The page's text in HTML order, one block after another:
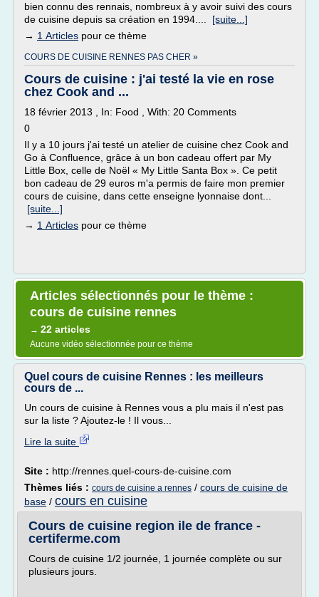
bien connu des rennais, nombreux à y avoir suivi des cours
de cuisine depuis sa création en 1994.... [suite...]
→ 1 Articles pour ce thème
COURS DE CUISINE RENNES PAS CHER »
Cours de cuisine : j'ai testé la vie en rose
chez Cook and ...
18 février 2013 , In: Food , With: 20 Comments
0
Il y a 10 jours j'ai testé un atelier de cuisine chez Cook and
Go à Confluence, grâce à un bon cadeau offert par My
Little Box, celle de Noël « My Little Santa Box ». Ce petit
bon cadeau de 29 euros m'a permis de faire mon premier
cours de cuisine, dans cette enseigne lyonnaise dont...
[suite...]
→ 1 Articles pour ce thème
Articles sélectionnés pour le thème :
cours de cuisine rennes
→ 22 articles
Aucune vidéo sélectionnée pour ce thème
Quel cours de cuisine Rennes : les meilleurs
cours de ...
Un cours de cuisine à Rennes vous a plu mais il n'est pas
sur la liste ? Ajoutez-le ! Il vous...
Lire la suite
Site : http://rennes.quel-cours-de-cuisine.com
Thèmes liés : cours de cuisine a rennes / cours de cuisine de
base / cours en cuisine
Cours de cuisine region ile de france -
certiferme.com
Cours de cuisine 1/2 journée, 1 journée complète ou sur
plusieurs jours.